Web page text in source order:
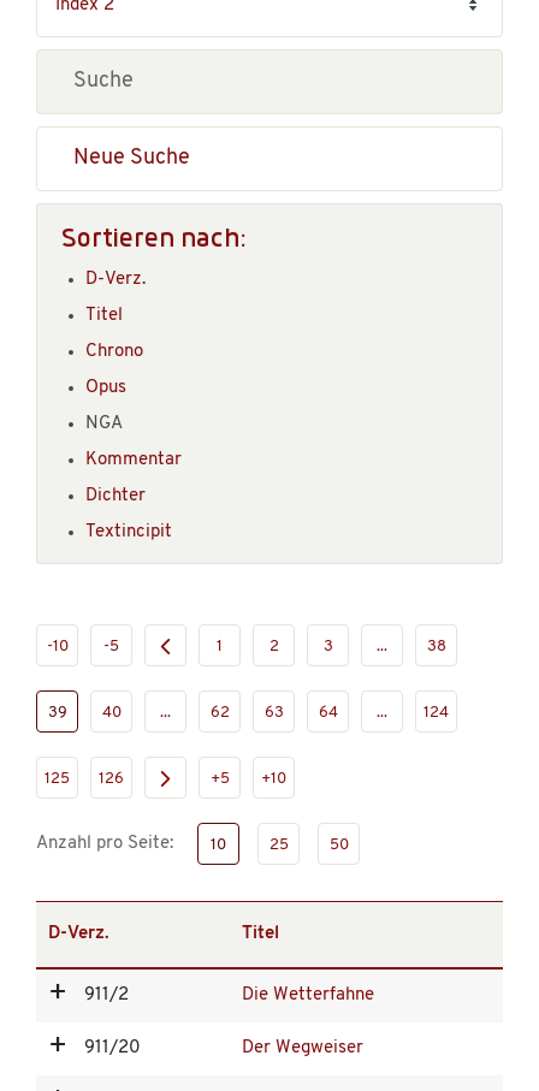
Neue Suche
Sortieren nach:
D-Verz.
Titel
Chrono
Opus
NGA
Kommentar
Dichter
Textincipit
-10 -5 1 2 3 ... 38
39 40 ... 62 63 64 ... 124
125 126 +5 +10
Anzahl pro Seite: 10 25 50
D-Verz. Titel
911/2 Die Wetterfahne
911/20 Der Wegweiser